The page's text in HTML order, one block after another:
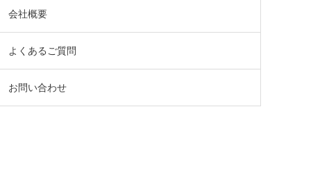
会社概要
よくあるご質問
お問い合わせ